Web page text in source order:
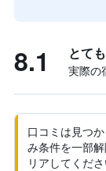
8.1 とて
実際の
口コミは見つ
み条件を一部
リアしてくださ